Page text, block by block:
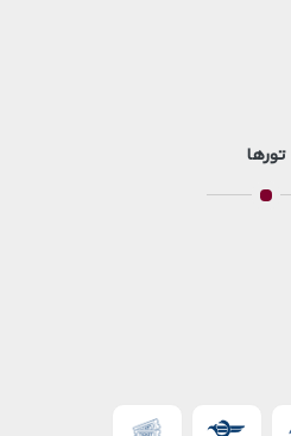
تورها